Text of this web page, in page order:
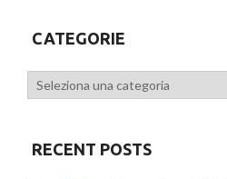
CATEGORIE
Categorie
RECENT POSTS